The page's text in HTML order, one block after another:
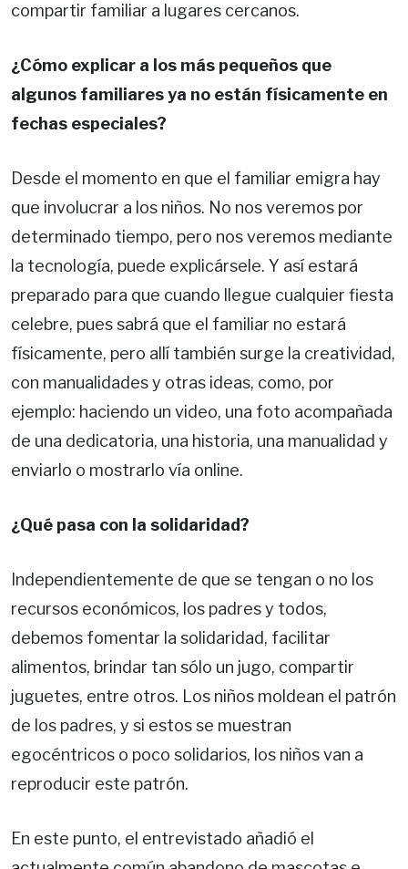
compartir familiar a lugares cercanos.
¿Cómo explicar a los más pequeños que
algunos familiares ya no están físicamente en
fechas especiales?
Desde el momento en que el familiar emigra hay
que involucrar a los niños. No nos veremos por
determinado tiempo, pero nos veremos mediante
la tecnología, puede explicársele. Y así estará
preparado para que cuando llegue cualquier fiesta
celebre, pues sabrá que el familiar no estará
físicamente, pero allí también surge la creatividad,
con manualidades y otras ideas, como, por
ejemplo: haciendo un video, una foto acompañada
de una dedicatoria, una historia, una manualidad y
enviarlo o mostrarlo vía online.
¿Qué pasa con la solidaridad?
Independientemente de que se tengan o no los
recursos económicos, los padres y todos,
debemos fomentar la solidaridad, facilitar
alimentos, brindar tan sólo un jugo, compartir
juguetes, entre otros. Los niños moldean el patrón
de los padres, y si estos se muestran
egocéntricos o poco solidarios, los niños van a
reproducir este patrón.
En este punto, el entrevistado añadió el